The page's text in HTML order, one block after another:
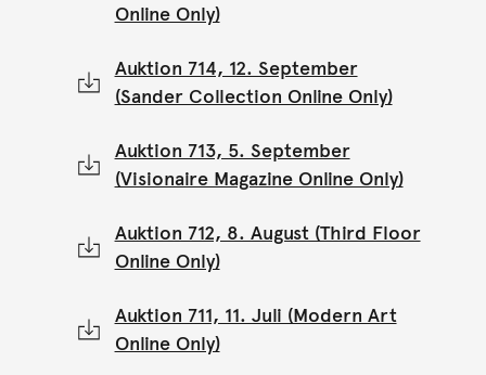
Online Only)
Auktion 714, 12. September
(Sander Collection Online Only)
Auktion 713, 5. September
(Visionaire Magazine Online Only)
Auktion 712, 8. August (Third Floor
Online Only)
Auktion 711, 11. Juli (Modern Art
Online Only)